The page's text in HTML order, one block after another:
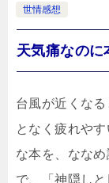
世情感想
天気痛なのに
台風が近くな
となく疲れや
な本を、なな
で、「神隠しと